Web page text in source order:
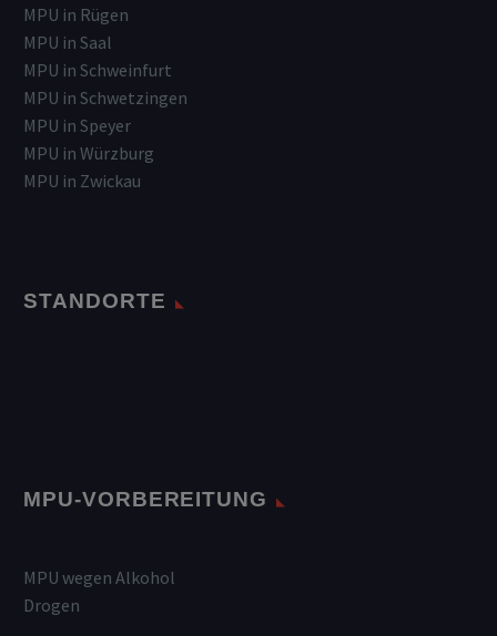
MPU in Rügen
MPU in Saal
MPU in Schweinfurt
MPU in Schwetzingen
MPU in Speyer
MPU in Würzburg
MPU in Zwickau
STANDORTE
MPU-VORBEREITUNG
MPU wegen Alkohol
Drogen